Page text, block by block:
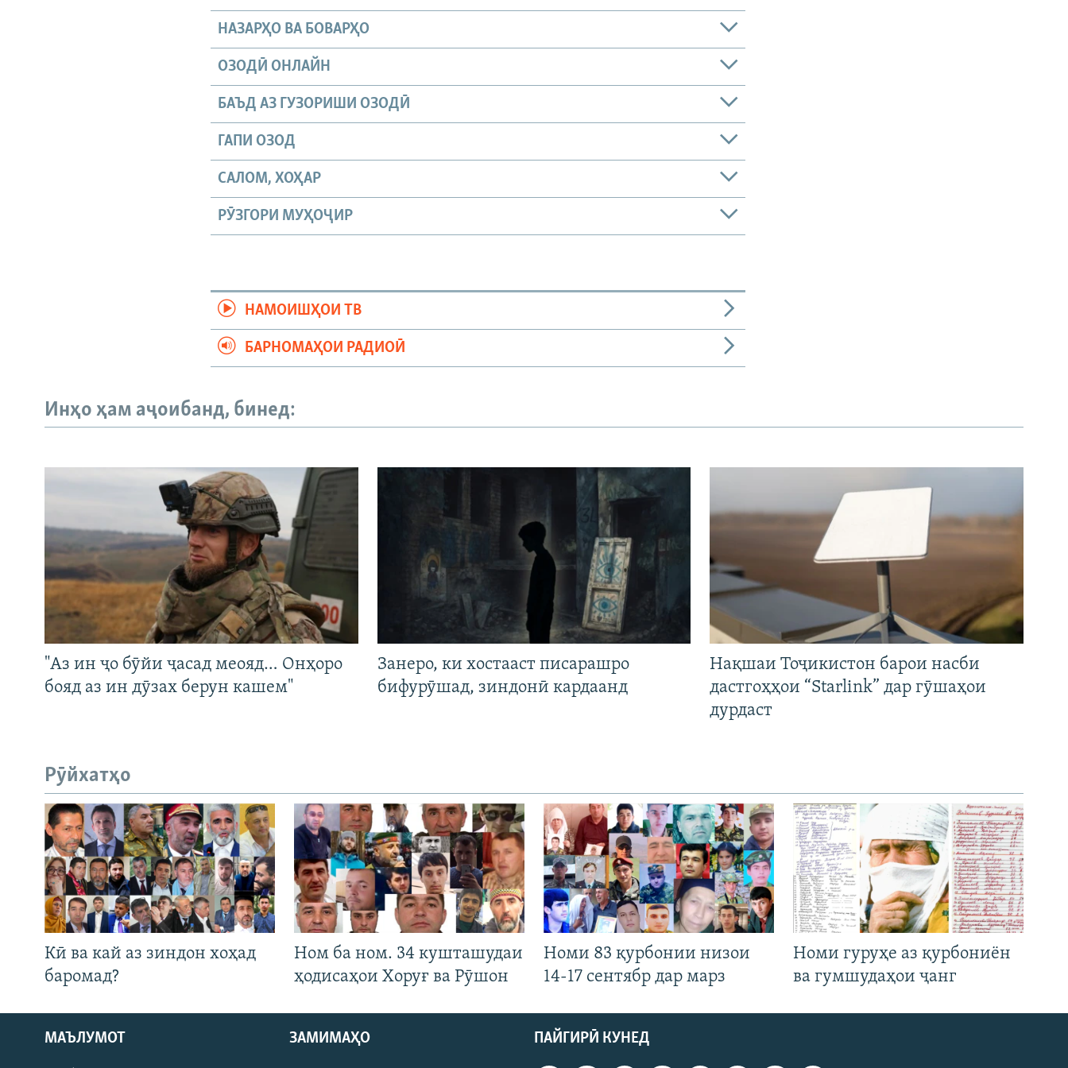
Русский
НАЗАРҲО ВА БОВАРҲО
ОЗОДӢ ОНЛАЙН
БАЪД АЗ ГУЗОРИШИ ОЗОДӢ
ГАПИ ОЗОД
САЛОМ, ХОҲАР
РӮЗГОРИ МУҲОҶИР
НАМОИШҲОИ ТВ
БАРНОМАҲОИ РАДИОӢ
Инҳо ҳам аҷоибанд, бинед:
"Аз ин ҷо бӯйи ҷасад меояд… Онҳоро
бояд аз ин дӯзах берун кашем"
Занеро, ки хостааст писарашро
бифурӯшад, зиндонӣ кардаанд
Нақшаи Тоҷикистон барои насби
дастгоҳҳои “Starlink” дар гӯшаҳои
дурдаст
Рӯйхатҳо
Кӣ ва кай аз зиндон хоҳад
баромад?
Ном ба ном. 34 кушташудаи
ҳодисаҳои Хоруғ ва Рӯшон
Номи 83 қурбонии низои
14-17 сентябр дар марз
Номи гуруҳе аз қурбониён
ва гумшудаҳои ҷанг
ПАЙГИРӢ КУНЕД
МАЪЛУМОТ ЗАМИМАҲО